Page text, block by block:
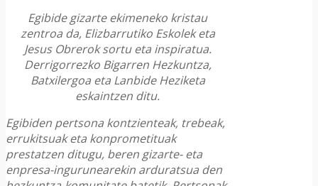
Egibide gizarte ekimeneko kristau
zentroa da, Elizbarrutiko Eskolek eta
Jesus Obrerok sortu eta inspiratua.
Derrigorrezko Bigarren Hezkuntza,
Batxilergoa eta Lanbide Heziketa
eskaintzen ditu.
Egibiden pertsona kontzienteak, trebeak,
errukitsuak eta konprometituak
prestatzen ditugu, beren gizarte- eta
enpresa-ingurunearekin arduratsua den